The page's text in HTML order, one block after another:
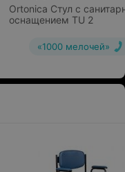
Ortonica Стул с
оснащением TU 2
«1000 мелочей»